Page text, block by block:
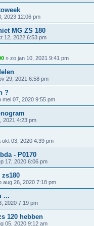
2023 12:06 pm
MG ZS 180
12, 2022 6:53 pm
» zo jan 10, 2021 9:41 pm
29, 2021 6:58 pm
?
mei 07, 2020 9:55 pm
2021 4:23 pm
okt 03, 2020 4:39 pm
- P0170
17, 2020 6:06 pm
aug 26, 2020 7:18 pm
...
2020 7:19 pm
120 hebben
05, 2020 9:12 am